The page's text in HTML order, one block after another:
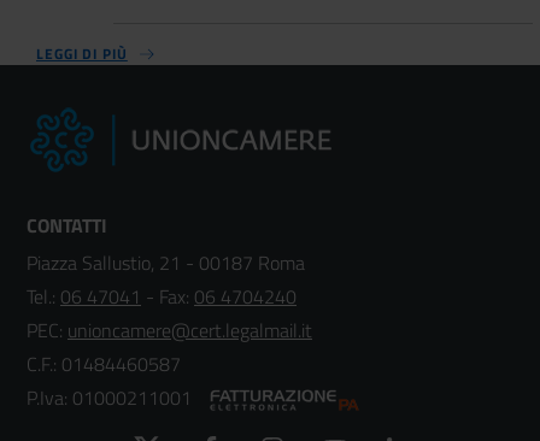
LEGGI DI PIÙ
CONTATTI
Piazza Sallustio, 21 - 00187 Roma
Tel.: 06 47041 - Fax: 06 4704240
PEC: unioncamere@cert.legalmail.it
C.F.: 01484460587
P.Iva: 01000211001